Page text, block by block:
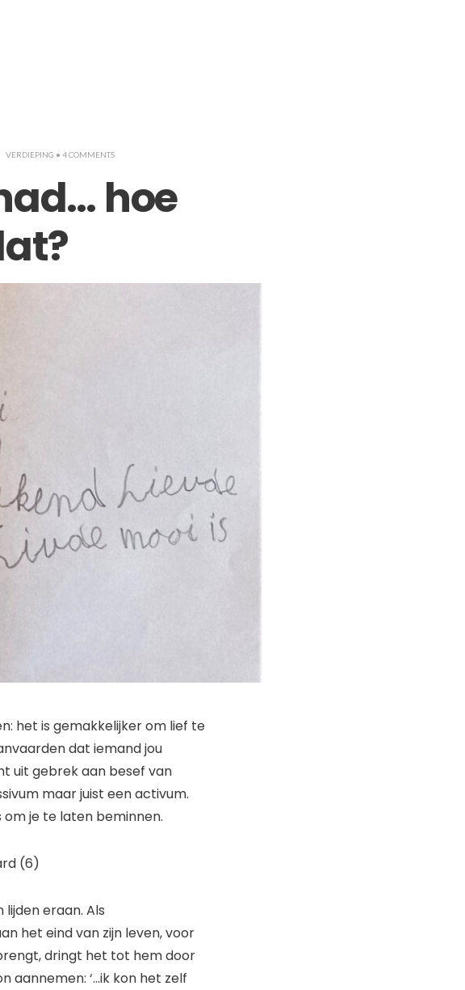
VERDIEPING • 4 COMMENTS
hoe
het is gemakkelijker om lief te
dat iemand jou
uit gebrek aan besef van
maar juist een activum.
je te laten beminnen.
(6)
eraan. Als
het eind van zijn leven, voor
dringt het tot hem door
aannemen: ‘…ik kon het zelf